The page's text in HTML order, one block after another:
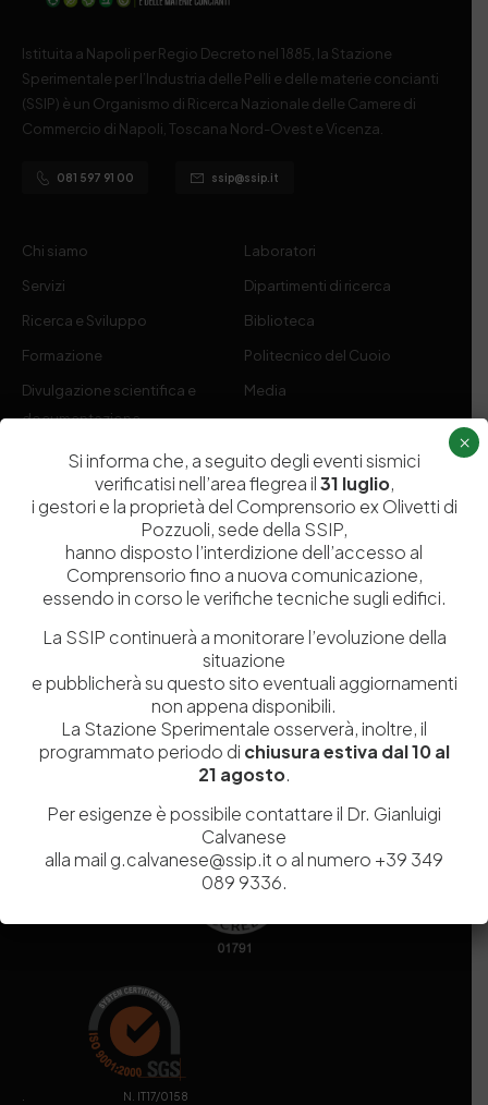
Istituita a Napoli per Regio Decreto nel 1885, la Stazione
Sperimentale per l’Industria delle Pelli e delle materie concianti
(SSIP) è un Organismo di Ricerca Nazionale delle Camere di
Commercio di Napoli, Toscana Nord-Ovest e Vicenza.
081 597 91 00 ssip@ssip.it
Chi siamo
Servizi
Ricerca e Sviluppo
Formazione
Divulgazione scientifica e
documentazione
Contribuenti
Laboratori
Dipartimenti di ricerca
Biblioteca
Politecnico del Cuoio
Media
Tutela Whistleblowing
Amministrazione Trasparente
Codice fiscale e Partita Iva07936981211
Iscrizione REANA 920756
Codice di iscrizione all’Anagrafe Nazionale delle Ricerche del
MIUR000290_EIRI
Euro9.690.240,00
stazionesperimentaleindustriapelli@legalmail.it
Sede legaleVia Campi Flegrei, 34 – 80078 Pozzuoli (NA) – Tel. +39
. N. IT17/0158
Si informa che, a seguito degli eventi sismici
verificatisi nell’area flegrea il31 luglio,
i gestori e la proprietà del Comprensorio ex Olivetti di
Pozzuoli, sede della SSIP,
hanno disposto l’interdizione dell’accesso al
Comprensorio fino a nuova comunicazione,
essendo in corso le verifiche tecniche sugli edifici.
La SSIP continuerà a monitorare l’evoluzione della
situazione
e pubblicherà su questo sito eventuali aggiornamenti
non appena disponibili.
La Stazione Sperimentale osserverà, inoltre, il
programmato periodo di chiusura estiva dal 10 al
21 agosto.
Per esigenze è possibile contattare il Dr. Gianluigi
Calvanese
alla mail g.calvanese@ssip.it o al numero +39 349
089 9336.
×